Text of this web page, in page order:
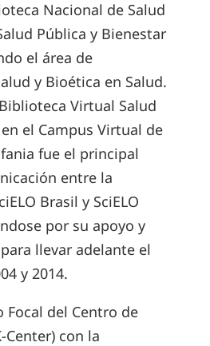
Nacional de Salud
Pública y Bienestar
el área de
y Bioética en Salud.
Virtual Salud
el Campus Virtual de
fue el principal
entre la
Brasil y SciELO
por su apoyo y
llevar adelante el
y 2014.
del Centro de
Center) con la